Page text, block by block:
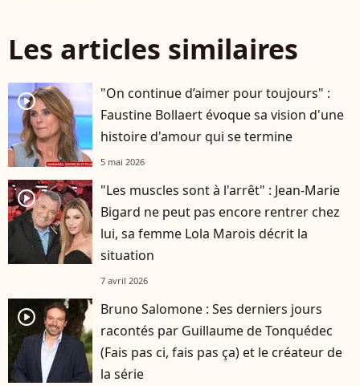
Les articles similaires
player2
"On continue d’aimer pour toujours" :
Faustine Bollaert évoque sa vision d'une
histoire d'amour qui se termine
5 mai 2026
player2
"Les muscles sont à l'arrêt" : Jean-Marie
Bigard ne peut pas encore rentrer chez
lui, sa femme Lola Marois décrit la
situation
7 avril 2026
player2
Bruno Salomone : Ses derniers jours
racontés par Guillaume de Tonquédec
(Fais pas ci, fais pas ça) et le créateur de
la série